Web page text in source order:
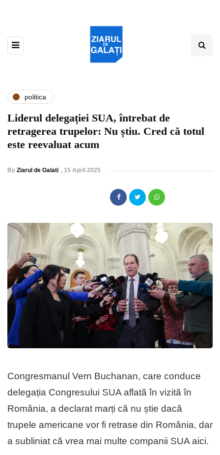
politica
Liderul delegației SUA, întrebat de
retragerea trupelor: Nu știu. Cred că totul
este reevaluat acum
By Ziarul de Galati , 15 April 2025
Congresmanul Vern Buchanan, care conduce
delegația Congresului SUA aflată în vizită în
România, a declarat marți că nu știe dacă
trupele americane vor fi retrase din România, dar
a subliniat că vrea mai multe companii SUA aici.